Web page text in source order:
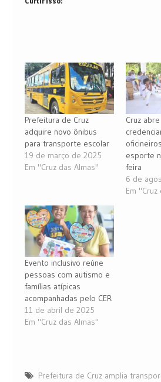
Prefeitura de Cruz
adquire novo ônibus
para transporte escolar
19 de março de 2025
Em "Cruz das Almas"
Cruz abre
esporte
feira
6 de
Em
Evento inclusivo reúne
pessoas com autismo e
famílias atípicas
acompanhadas pelo CER
11 de abril de 2025
Em "Cruz das Almas"
Prefeitura de Cruz amplia